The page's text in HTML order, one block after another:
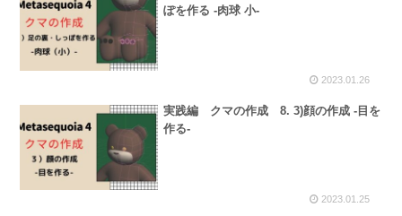
ぽを作る -肉球 小-
2023.01.26
実践編 クマの作成 8. 3)顔の作成 -目を
作る-
2023.01.25